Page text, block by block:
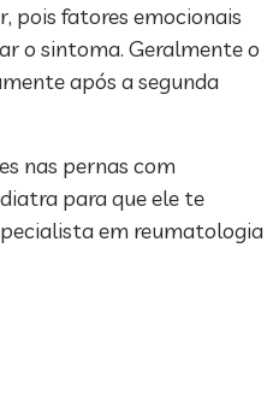
pois fatores emocionais
o sintoma. Geralmente o
após a segunda
nas pernas com
para que ele te
em reumatologia